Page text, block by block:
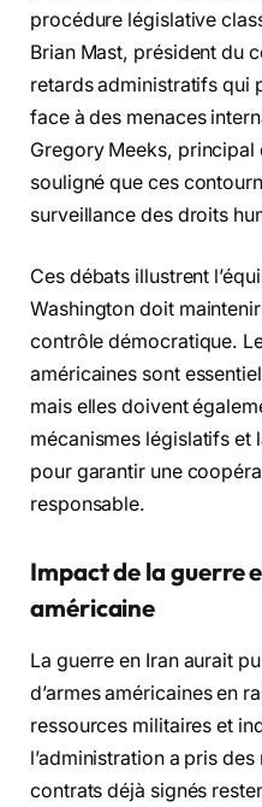
procédure législative
Brian Mast, président du
retards administratifs qui
face à des menaces
Gregory Meeks,
souligné que ces
surveillance des droits
Ces débats illustrent
Washington doit
contrôle démocratique.
américaines sont
mais elles doivent
mécanismes législatifs et
pour garantir une
responsable.
Impact de la guerre
américaine
La guerre en Iran aurait
d’armes américaines en
ressources militaires et
l’administration a pris
contrats déjà signés